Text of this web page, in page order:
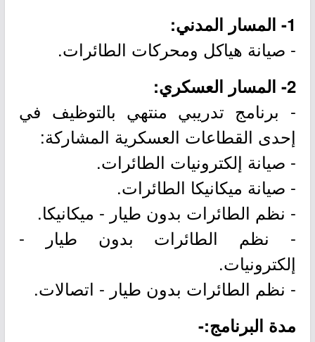
1- المسار المدني:
- صيانة هياكل ومحركات الطائرات.
2- المسار العسكري:
- برنامج تدريبي منتهي بالتوظيف في
إحدى القطاعات العسكرية المشاركة:
- صيانة إلكترونيات الطائرات.
- صيانة ميكانيكا الطائرات.
- نظم الطائرات بدون طيار - ميكانيكا.
- نظم الطائرات بدون طيار -
إلكترونيات.
- نظم الطائرات بدون طيار - اتصالات.
مدة البرنامج:-